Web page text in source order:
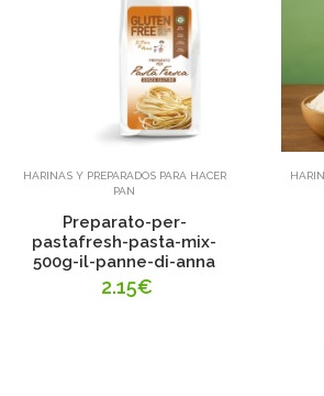
Añadir
HARINAS Y PREPARADOS PARA HACER
PAN
Preparato-per-
pastafresh-pasta-mix-
500g-il-panne-di-anna
2.15€